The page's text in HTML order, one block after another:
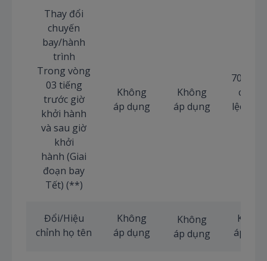
Thay đổi
chuyến
bay/hành
trình
Trong vòng
03 tiếng
trước giờ
khởi hành
và sau giờ
khởi
hành (Giai
đoạn bay
Tết) (**)
Không
áp dụng
Không
áp dụng
70 USD
chênh
lệch
Đổi/Hiệu
chỉnh họ tên
Không
áp dụng
Không
áp dụng
Không
áp